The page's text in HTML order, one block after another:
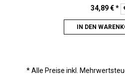
34,89€*
IN DEN
* Alle Preise inkl.